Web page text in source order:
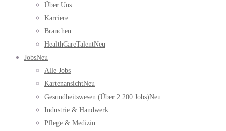
Über Uns
Karriere
Branchen
HealthCareTalentNeu
JobsNeu
Alle Jobs
KartenansichtNeu
Gesundheitswesen (über 2.200 Jobs)Neu
Industrie & Handwerk
Pflege & Medizin